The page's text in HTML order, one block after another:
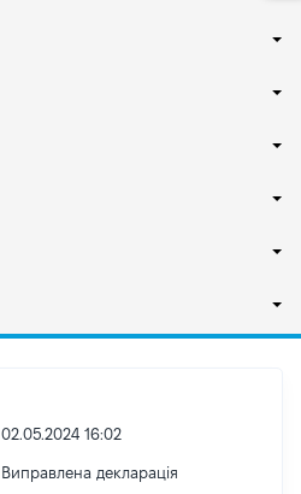
02.05.2024 16:02
Виправлена декларація